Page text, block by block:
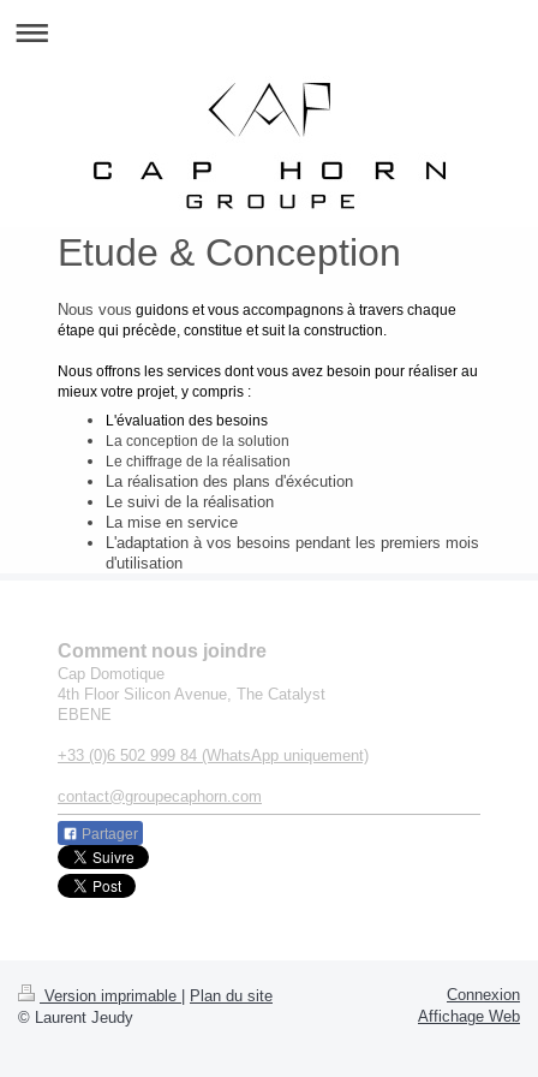
Etude & Conception
Nous vous guidons et vous accompagnons à travers chaque
étape qui précède, constitue et suit la construction.
Nous offrons les services dont vous avez besoin pour réaliser au
mieux votre projet, y compris :
L'évaluation des besoins
La conception de la solution
Le chiffrage de la réalisation
La réalisation des plans d'éxécution
Le suivi de la réalisation
La mise en service
L'adaptation à vos besoins pendant les premiers mois
d'utilisation
Comment nous joindre
Cap Domotique
4th Floor Silicon Avenue, The Catalyst
EBENE
+33 (0)6 502 999 84 (WhatsApp uniquement)
contact@groupecaphorn.com
Partager
Version imprimable
Plan du site
© Laurent Jeudy
Connexion
Affichage Web